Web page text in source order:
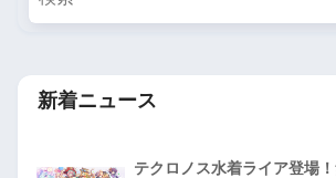
新着ニュース
テクロノス水着ライア登場